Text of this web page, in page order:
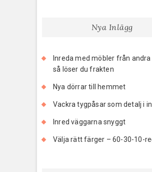
Nya Inlägg
Inreda med möbler från
så löser du frakten
Nya dörrar till hemmet
Vackra tygpåsar som detalj i
Inred väggarna snyggt
Välja rätt färger – 60-30-10-